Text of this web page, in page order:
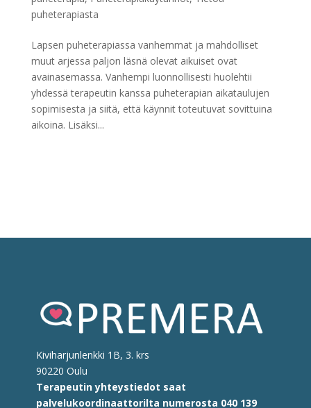
puheterapiasta
Lapsen puheterapiassa vanhemmat ja mahdolliset
muut arjessa paljon läsnä olevat aikuiset ovat
avainasemassa. Vanhempi luonnollisesti huolehtii
yhdessä terapeutin kanssa puheterapian aikataulujen
sopimisesta ja siitä, että käynnit toteutuvat sovittuina
aikoina. Lisäksi...
Kiviharjunlenkki 1B, 3. krs
90220 Oulu
Terapeutin yhteystiedot saat
palvelukoordinaattorilta numerosta 040 139